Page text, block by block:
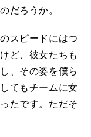
だろうか。
スピードにはつ
ど、彼女たちも
、その姿を僕ら
てもチームに女
たです。ただそ